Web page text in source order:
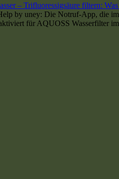
– Trifluoressigsäure filtern:
by uney: Die Notruf-App, die
für AQUOSS Wasserfilter